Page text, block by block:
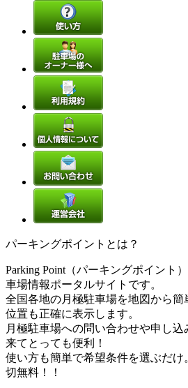
パーキングポイントとは？
Parking Point（パーキングポイント
車場情報ポータルサイトです。
全国各地の月極駐車場を地図から
位置も正確に表示します。
月極駐車場への問い合わせや申し
来てとっても便利！
使い方も簡単で希望条件を選ぶだ
切無料！！